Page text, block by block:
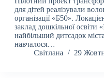
для дітей реалізували
організації «Б50».
заклад дошкільної освіти
найбільший дитсадок
навчалося…
Світлана
29